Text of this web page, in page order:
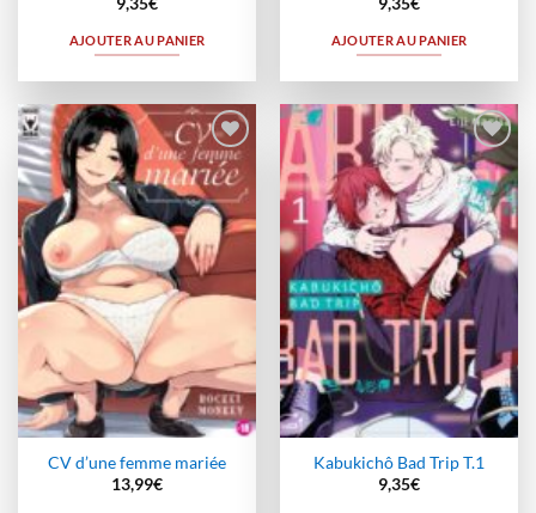
AJOUTER AU PANIER AJOUTER AU PANIER
Ajouter
à la
wishlist
CV d’une femme mariée
13,99€
Ajouter
à la
wishlist
Kabukichô Bad Trip T.1
9,35€